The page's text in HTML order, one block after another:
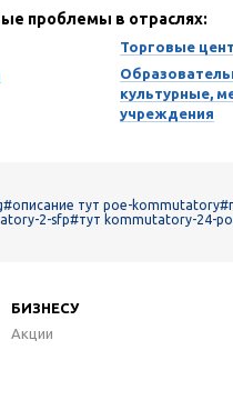
проблемы в отраслях:
Торговые
культурные,
учреждения
#описание тут poe-kommutatory
2-sfp#тут kommutatory-24-
БИЗНЕСУ
Акции